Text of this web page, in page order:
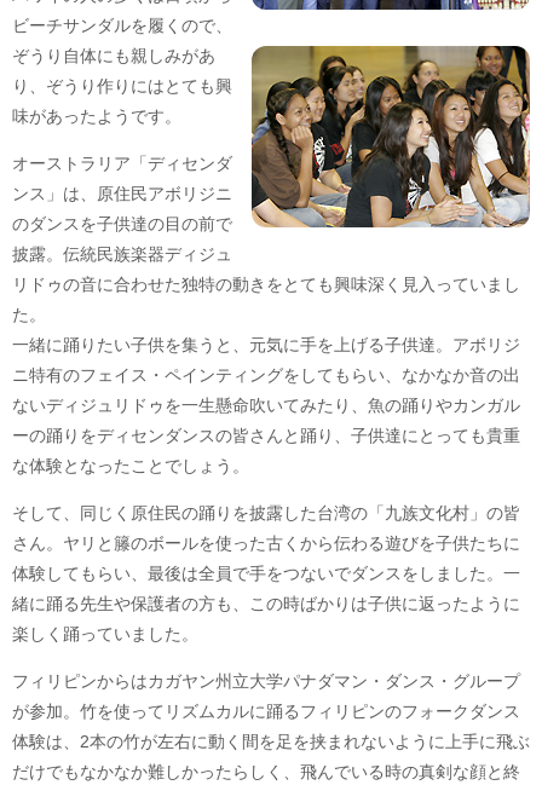
ビーチサンダルを履くので、
ぞうり自体にも親しみがあ
り、ぞうり作りにはとても興
味があったようです。
オーストラリア「ディセンダ
ンス」は、原住民アボリジニ
のダンスを子供達の目の前で
披露。伝統民族楽器ディジュ
リドゥの音に合わせた独特の動きをとても興味深く見入っていまし
た。
一緒に踊りたい子供を集うと、元気に手を上げる子供達。アボリジ
ニ特有のフェイス・ペインティングをしてもらい、なかなか音の出
ないディジュリドゥを一生懸命吹いてみたり、魚の踊りやカンガル
ーの踊りをディセンダンスの皆さんと踊り、子供達にとっても貴重
な体験となったことでしょう。
そして、同じく原住民の踊りを披露した台湾の「九族文化村」の皆
さん。ヤリと籐のボールを使った古くから伝わる遊びを子供たちに
体験してもらい、最後は全員で手をつないでダンスをしました。一
緒に踊る先生や保護者の方も、この時ばかりは子供に返ったように
楽しく踊っていました。
フィリピンからはカガヤン州立大学パナダマン・ダンス・グループ
が参加。竹を使ってリズムカルに踊るフィリピンのフォークダンス
体験は、2本の竹が左右に動く間を足を挟まれないように上手に飛ぶ
だけでもなかなか難しかったらしく、飛んでいる時の真剣な顔と終